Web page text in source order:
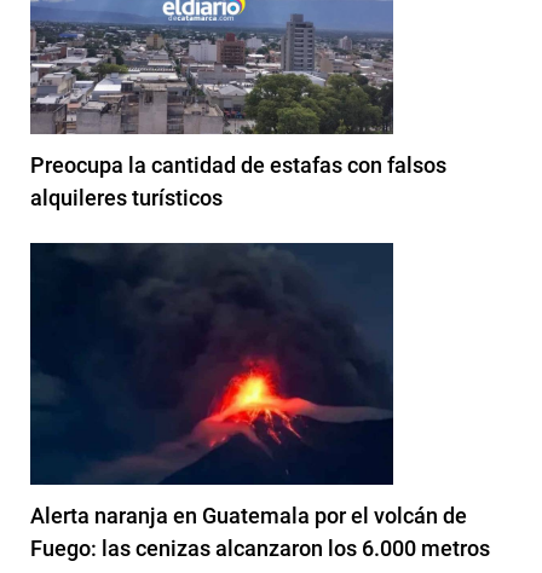
Preocupa la cantidad de estafas con falsos
alquileres turísticos
Alerta naranja en Guatemala por el volcán de
Fuego: las cenizas alcanzaron los 6.000 metros